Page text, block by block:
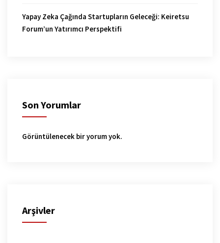
Yapay Zeka Çağında Startupların Geleceği: Keiretsu
Forum’un Yatırımcı Perspektifi
Son Yorumlar
Görüntülenecek bir yorum yok.
Arşivler